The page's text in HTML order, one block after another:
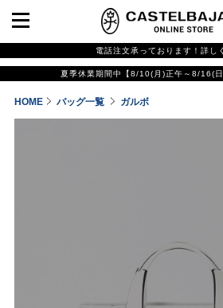
電話注文承っております！詳し
夏季休業期間中【8/10(月)正午～8/16(
HOME バッグ一覧 ガルボ